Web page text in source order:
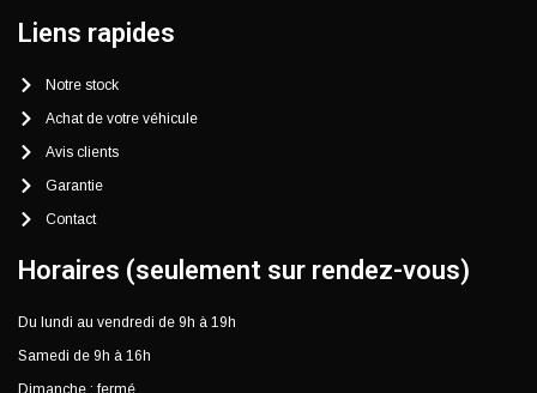
Liens rapides
Notre stock
Achat de votre véhicule
Avis clients
Garantie
Contact
Horaires (seulement sur rendez-vous)
Du lundi au vendredi de 9h à 19h
Samedi de 9h à 16h